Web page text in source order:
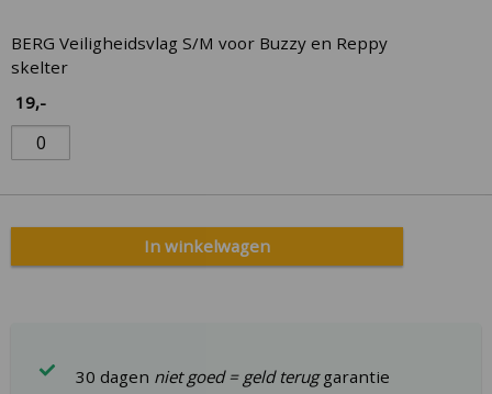
BERG Veiligheidsvlag S/M voor Buzzy en Reppy
skelter
19,-
In winkelwagen
30 dagen niet goed = geld teruggarantie